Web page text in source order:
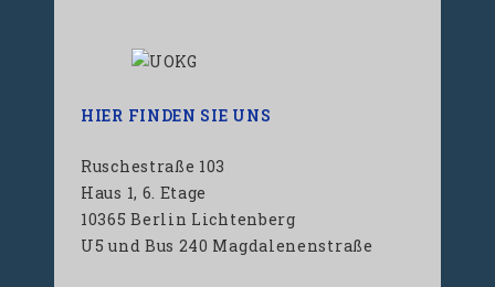
HIER FINDEN SIE UNS
Ruschestraße 103
Haus 1, 6. Etage
10365 Berlin Lichtenberg
U5 und Bus 240 Magdalenenstraße